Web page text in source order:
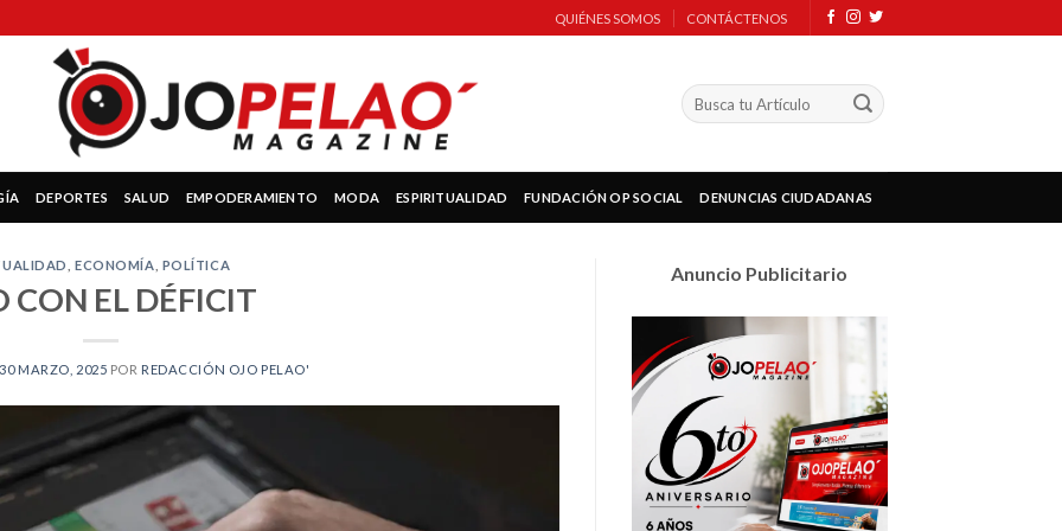
QUIÉNES SOMOS CONTÁCTENOS
DEPORTES SALUD EMPODERAMIENTO MODA ESPIRITUALIDAD FUNDACIÓN OP SOCIAL DENUNCIAS CIUDADANAS
,ECONOMÍA POLÍTICA
CON EL DÉFICIT
30 MARZO, 2025 POR REDACCIÓN OJO PELAO'
Anuncio Publicitario